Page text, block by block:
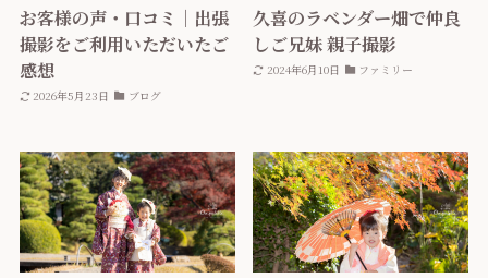
お客様の声・口コミ｜出張
撮影をご利用いただいたご
感想
2026年5月23日 ブログ
久喜のラベンダー畑で仲良
しご兄妹 親子撮影
2024年6月10日 ファミリー